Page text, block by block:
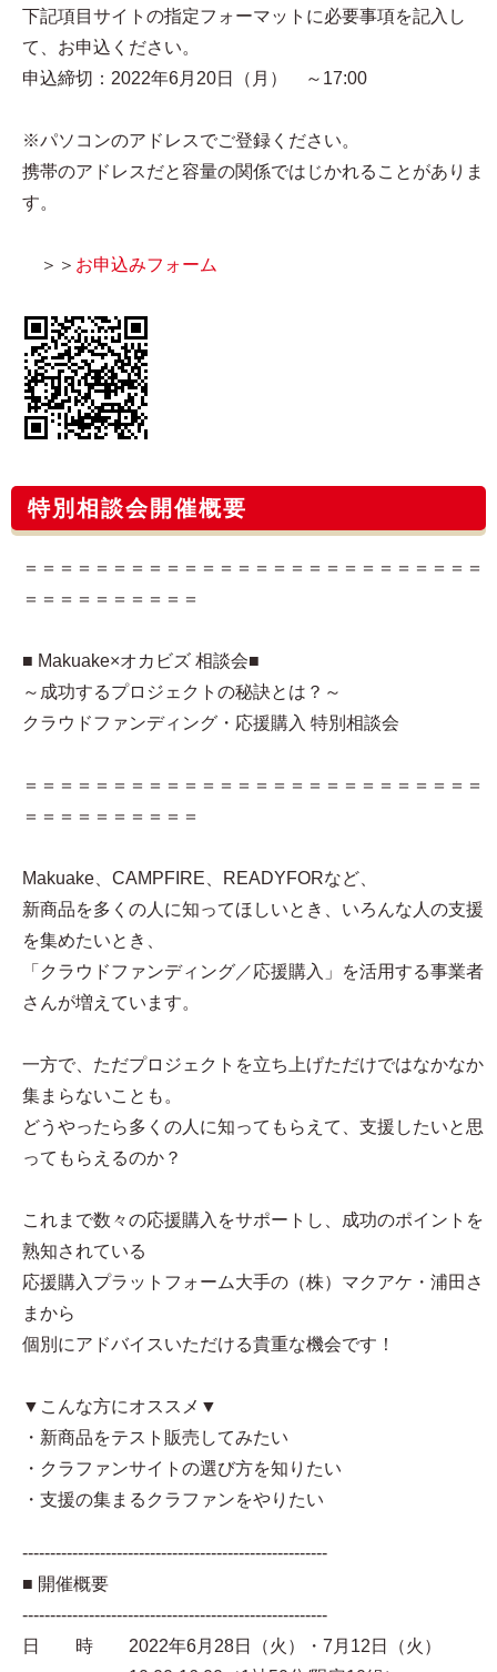
下記項目サイトの指定フォーマットに必要事項を記入し
て、お申込ください。
申込締切：2022年6月20日（月） ～17:00
※パソコンのアドレスでご登録ください。
携帯のアドレスだと容量の関係ではじかれることがありま
す。
＞＞ お申込みフォーム
特別相談会開催概要
＝＝＝＝＝＝＝＝＝＝＝＝＝＝＝＝＝＝＝＝＝＝＝＝＝＝
＝＝＝＝＝＝＝＝＝＝
■ Makuake×オカビズ 相談会■
～成功するプロジェクトの秘訣とは？～
クラウドファンディング・応援購入 特別相談会
＝＝＝＝＝＝＝＝＝＝＝＝＝＝＝＝＝＝＝＝＝＝＝＝＝＝
＝＝＝＝＝＝＝＝＝＝
Makuake、CAMPFIRE、READYFORなど、
新商品を多くの人に知ってほしいとき、いろんな人の支援
を集めたいとき、
「クラウドファンディング／応援購入」を活用する事業者
さんが増えています。
一方で、ただプロジェクトを立ち上げただけではなかなか
集まらないことも。
どうやったら多くの人に知ってもらえて、支援したいと思
ってもらえるのか？
これまで数々の応援購入をサポートし、成功のポイントを
熟知されている
応援購入プラットフォーム大手の（株）マクアケ・浦田さ
まから
個別にアドバイスいただける貴重な機会です！
▼こんな方にオススメ▼
・新商品をテスト販売してみたい
・クラファンサイトの選び方を知りたい
・支援の集まるクラファンをやりたい
-------------------------------------------------------
■ 開催概要
-------------------------------------------------------
日 時 2022年6月28日（火）・7月12日（火）